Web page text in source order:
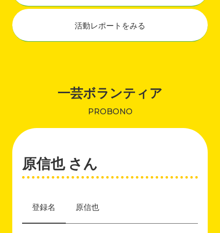
活動レポートをみる
一芸ボランティア
PROBONO
原信也 さん
登録名 原信也